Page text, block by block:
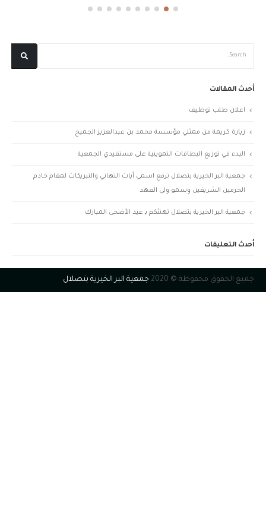
أحدث المقالات
اعلان طلب توظيف
زيارة كريمة من ممثلي مؤسسة محمد بن عبدالعزيز الجميح
البدء في توزيع البطاقات التموينية على مستفيدي الجمعية
جمعية البر الخيرية بتصلال ترفع اسمى آيات التهاني والتبريكات لمقام خادم
الحرمين الشريفين وسمو ولي العهد
جمعية البر الخيرية بتصلال تهنئكم بـ عيد الأضحى المبارك
أحدث التعليقات
جميع الحقوق محفوظة © 2020 جمعية البر الخيرية بتصلال